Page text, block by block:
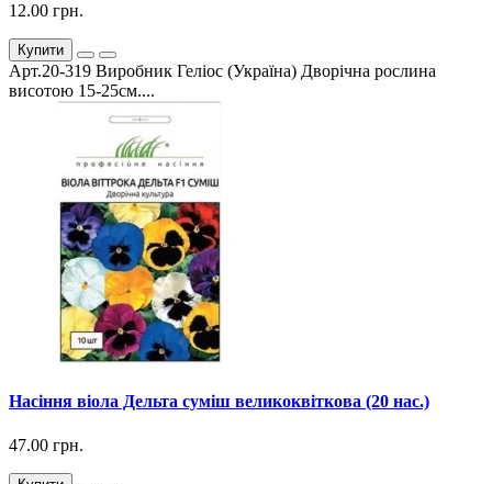
12.00 грн.
Купити
Арт.20-319 Виробник Геліос (Україна) Дворічна рослина
висотою 15-25см....
Насіння віола Дельта суміш великоквіткова (20 нас.)
47.00 грн.